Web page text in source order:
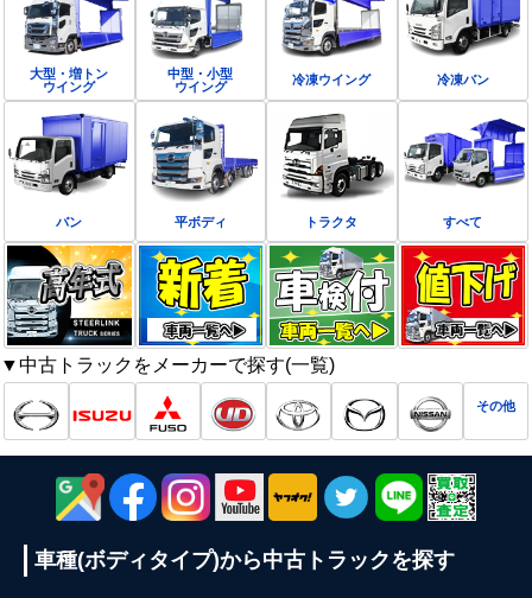
大型・増トン
ウイング
中型・小型
ウイング
冷凍ウイング 冷凍バン
バン 平ボディ トラクタ すべて
▼中古トラックをメーカーで探す(一覧)
その他
車種(ボディタイプ)から中古トラックを探す